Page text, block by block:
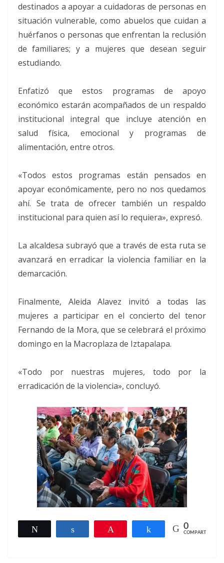
destinados a apoyar a cuidadoras de personas en
situación vulnerable, como abuelos que cuidan a
huérfanos o personas que enfrentan la reclusión
de familiares; y a mujeres que desean seguir
estudiando.
Enfatizó que estos programas de apoyo
económico estarán acompañados de un respaldo
institucional integral que incluye atención en
salud física, emocional y programas de
alimentación, entre otros.
«Todos estos programas están pensados en
apoyar económicamente, pero no nos quedamos
ahí. Se trata de ofrecer también un respaldo
institucional para quien así lo requiera», expresó.
La alcaldesa subrayó que a través de esta ruta se
avanzará en erradicar la violencia familiar en la
demarcación.
Finalmente, Aleida Alavez invitó a todas las
mujeres a participar en el concierto del tenor
Fernando de la Mora, que se celebrará el próximo
domingo en la Macroplaza de Iztapalapa.
«Todo por nuestras mujeres, todo por la
erradicación de la violencia», concluyó.
Compartir Compartir
0
COMPARTIR